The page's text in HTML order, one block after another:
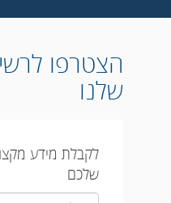
הצטרפו
שלנו
לקבלת מידע
שלכם